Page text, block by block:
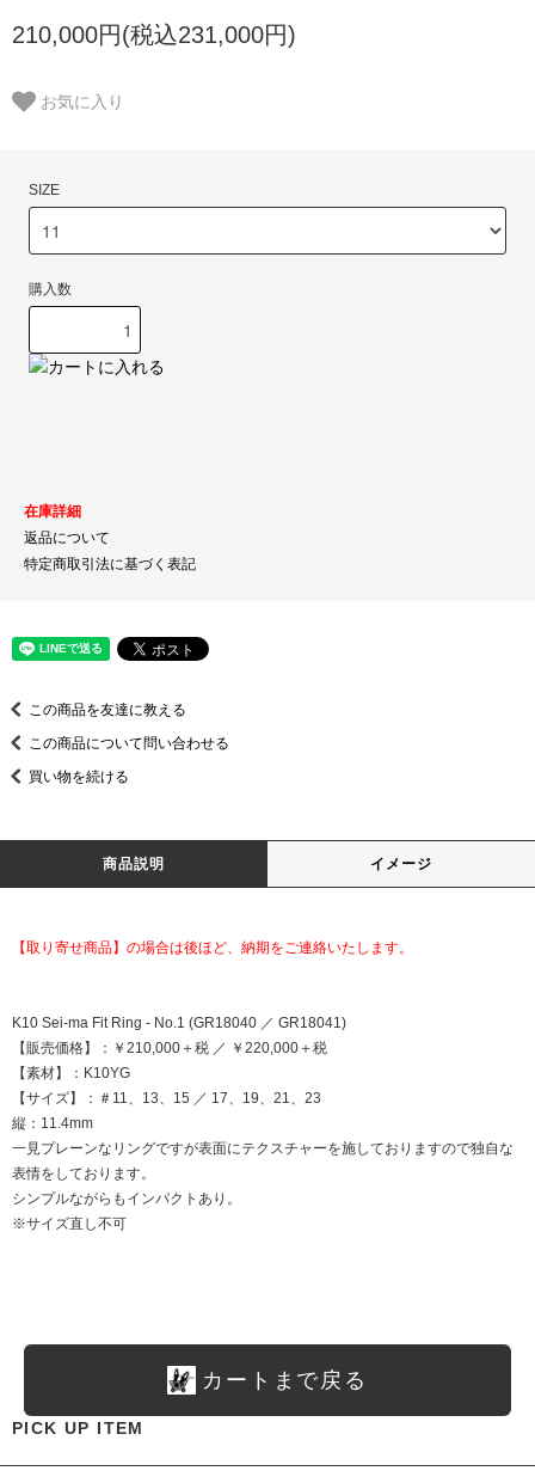
210,000円(税込231,000円)
お気に入り
SIZE
購入数
在庫詳細
返品について
特定商取引法に基づく表記
この商品を友達に教える
この商品について問い合わせる
買い物を続ける
商品説明 イメージ
【取り寄せ商品】の場合は後ほど、納期をご連絡いたします。
K10 Sei-ma Fit Ring - No.1 (GR18040 ／ GR18041)
【販売価格】：￥210,000＋税 ／ ￥220,000＋税
【素材】：K10YG
【サイズ】：＃11、13、15 ／ 17、19、21、23
縦：11.4mm
一見プレーンなリングですが表面にテクスチャーを施しておりますので独自な
表情をしております。
シンプルながらもインパクトあり。
※サイズ直し不可
カートまで戻る
PICK UP ITEM